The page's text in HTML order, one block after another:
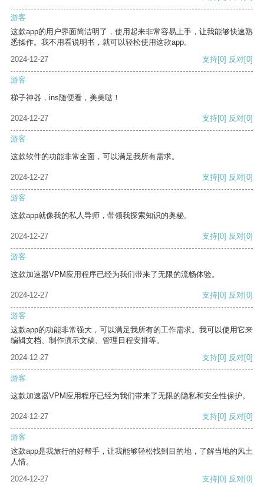
游客
这款app的用户界面简洁明了，使用起来非常容易上手，让我能够快速熟
悉操作。我不用看说明书，就可以轻松使用这款app。
2024-12-27
支持[0] 反对[0]
游客
梯子神器，ins随便看，美美哒！
2024-12-27 支持[0] 反对[0]
游客
这款软件的功能非常全面，可以满足我所有需求。
2024-12-27 支持[0] 反对[0]
游客
这款app就像我的私人导师，带领我探索知识的奥秘。
2024-12-27 支持[0] 反对[0]
游客
这款加速器VPM应用程序已经为我们带来了无限的流畅体验。
2024-12-27 支持[0] 反对[0]
游客
这款app的功能非常强大，可以满足我所有的工作需求。我可以使用它来
编辑文档、制作演示文稿、管理日程安排等。
2024-12-27
支持[0] 反对[0]
游客
这款加速器VPM应用程序已经为我们带来了无限的隐私和安全性保护。
2024-12-27 支持[0] 反对[0]
游客
这款app是我旅行的好帮手，让我能够轻松找到目的地，了解当地的风土
人情。
2024-12-27
支持[0] 反对[0]